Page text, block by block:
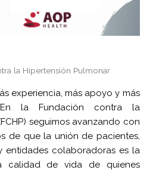
la Hipertensión Pulmonar
experiencia, más apoyo y más
la Fundación contra la
seguimos avanzando con
de que la unión de pacientes,
entidades colaboradoras es la
calidad de vida de quienes